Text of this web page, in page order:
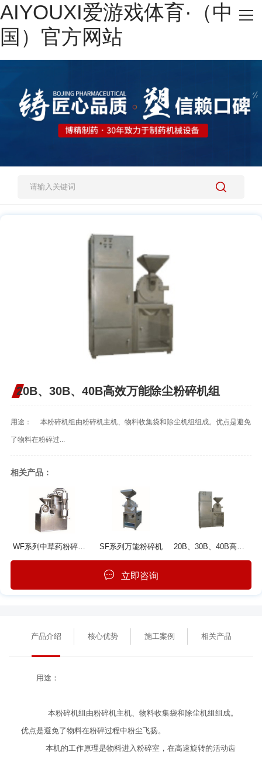
AIYOUXI爱游戏体育·（中
国）官方网站
网站AIYOUXI爱游戏体育·（中国）官方网站
热销产品
新闻资讯
人才招聘
20B、30B、40B高效万能除尘粉碎机组
用途： 本粉碎机组由粉碎机主机、物料收集袋和除尘机组组成。优点是避免
了物料在粉碎过...
相关产品：
WF系列中草药粉碎机组 SF系列万能粉碎机 20B、30B、40B高效万能除尘粉碎机组
立即咨询
产品介绍 核心优势 施工案例 相关产品
用途：
本粉碎机组由粉碎机主机、物料收集袋和除尘机组组成。
优点是避免了物料在粉碎过程中粉尘飞扬。
本机的工作原理是物料进入粉碎室，在高速旋转的活动齿